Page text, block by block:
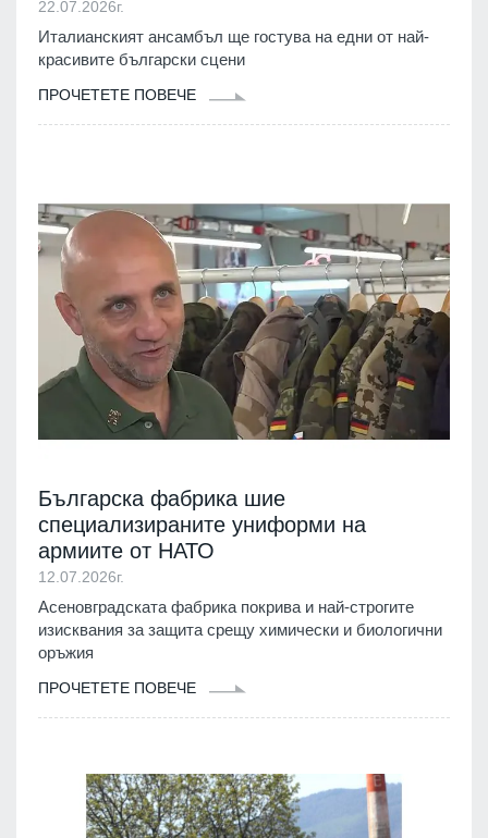
22.07.2026г.
Италианският ансамбъл ще гостува на едни от най-
красивите български сцени
ПРОЧЕТЕТЕ ПОВЕЧЕ
Българска фабрика шие
специализираните униформи на
армиите от НАТО
12.07.2026г.
Асеновградската фабрика покрива и най-строгите
изисквания за защита срещу химически и биологични
оръжия
ПРОЧЕТЕТЕ ПОВЕЧЕ